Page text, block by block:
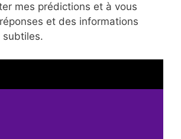
mes prédictions et à vous
et des informations
subtiles.